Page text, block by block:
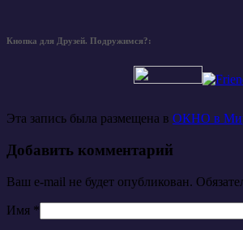
Кнопка для Друзей. Подружимся?:
Эта запись была размещена в ОКНО в
Добавить комментарий
Ваш e-mail не будет опубликован.
Имя *